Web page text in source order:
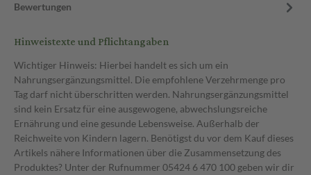
Bewertungen
Hinweistexte und Pflichtangaben
Wichtiger Hinweis: Hierbei handelt es sich um ein
Nahrungsergänzungsmittel. Die empfohlene Verzehrmenge pro
Tag darf nicht überschritten werden. Nahrungsergänzungsmittel
sind kein Ersatz für eine ausgewogene, abwechslungsreiche
Ernährung und eine gesunde Lebensweise. Außerhalb der
Reichweite von Kindern lagern. Benötigst du vor dem Kauf dieses
Artikels nähere Informationen über die Zusammensetzung des
Produktes? Unter der Rufnummer 05424 6 470 100 geben wir dir